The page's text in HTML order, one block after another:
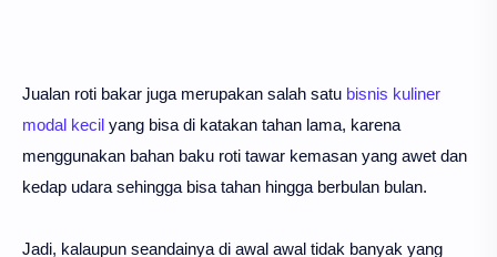
Jualan roti bakar juga merupakan salah satu bisnis kuliner
modal kecil yang bisa di katakan tahan lama, karena
menggunakan bahan baku roti tawar kemasan yang awet dan
kedap udara sehingga bisa tahan hingga berbulan bulan.
Jadi, kalaupun seandainya di awal awal tidak banyak yang